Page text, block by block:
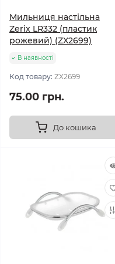
Мильниця настільна
Zerix LR332 (пластик
рожевий) (ZX2699)
В наявності
Код товару: ZX2699
75.00 грн.
До кошика